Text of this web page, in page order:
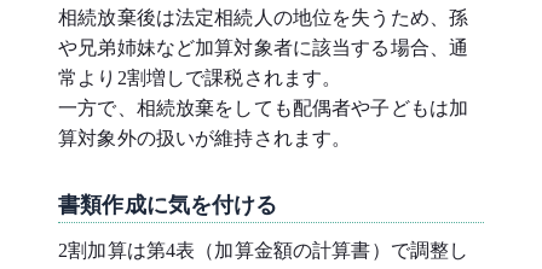
相続放棄後は法定相続人の地位を失うため、孫
や兄弟姉妹など加算対象者に該当する場合、通
常より2割増しで課税されます。
一方で、相続放棄をしても配偶者や子どもは加
算対象外の扱いが維持されます。
書類作成に気を付ける
2割加算は第4表（加算金額の計算書）で調整し